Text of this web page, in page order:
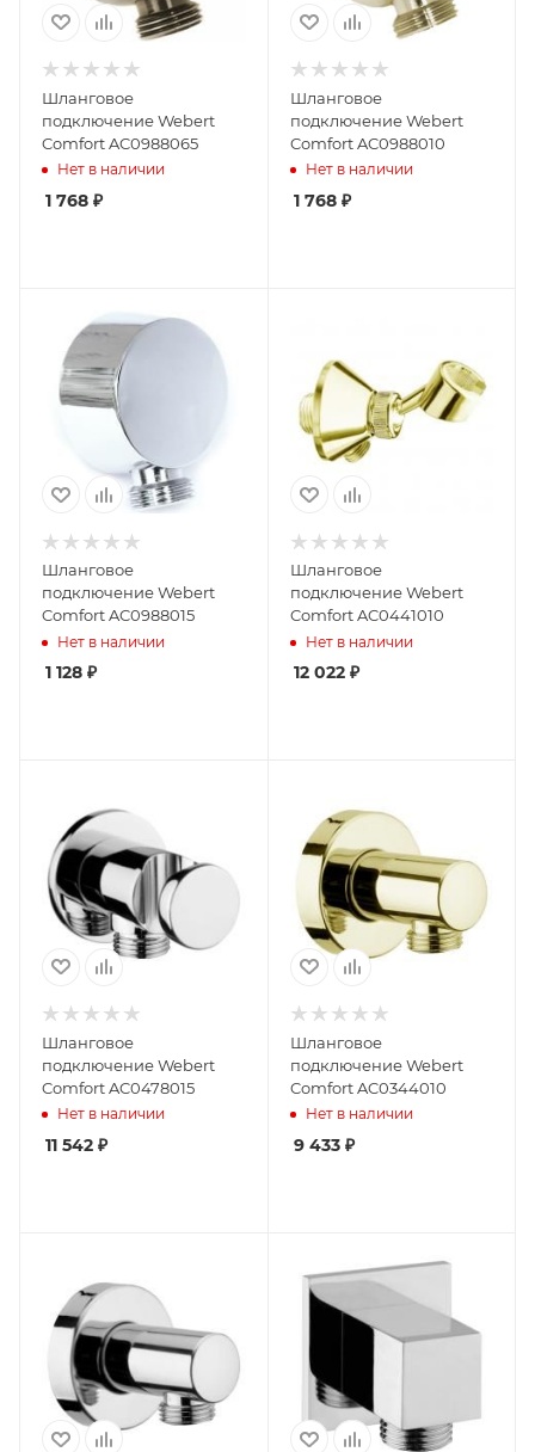
Шланговое
подключение Webert
Comfort AC0988065
Нет в наличии
1 768 ₽
Шланговое
подключение Webert
Comfort AC0988010
Нет в наличии
1 768₽
Шланговое
подключение Webert
Comfort AC0988015
Нет в наличии
1 128 ₽
Шланговое
подключение Webert
Comfort AC0441010
Нет в наличии
12 022₽
Шланговое
подключение Webert
Comfort AC0478015
Нет в наличии
11 542 ₽
Шланговое
подключение Webert
Comfort AC0344010
Нет в наличии
9 433₽